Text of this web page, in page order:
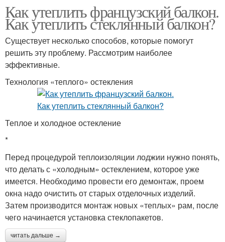
Как утеплить французский балкон.
Как утеплить стеклянный балкон?
Существует несколько способов, которые помогут
решить эту проблему. Рассмотрим наиболее
эффективные.
Технология «теплого» остекления
Теплое и холодное остекление
*
Перед процедурой теплоизоляции лоджии нужно понять,
что делать с «холодным» остеклением, которое уже
имеется. Необходимо провести его демонтаж, проем
окна надо очистить от старых отделочных изделий.
Затем производится монтаж новых «теплых» рам, после
чего начинается установка стеклопакетов.
читать дальше →